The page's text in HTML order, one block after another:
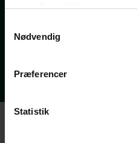
privatlivspolitik.
Nødvendig
Præferencer
Statistik
Nyhedsbrevet udkommer